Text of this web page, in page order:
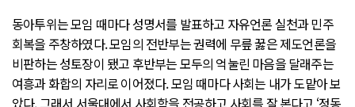
동아투위는 모임 때마다 성명서를 발표하고 자유언론 실천과 민주
회복을 주창하였다. 모임의 전반부는 권력에 무릎 꿇은 제도언론을
비판하는 성토장이 됐고 후반부는 모두의 억눌린 마음을 달래주는
여흥과 화합의 자리로 이어졌다. 모임 때마다 사회는 내가 도맡아 보
았다. 그래서 서울대에서 사회학을 전공하고 사회를 잘 본다고 ‘정동